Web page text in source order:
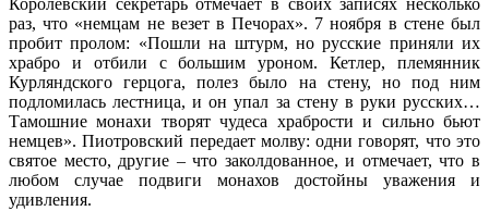
Королевский секретарь отмечает в своих записях несколько
раз, что «немцам не везет в Печорах». 7 ноября в стене был
пробит пролом: «Пошли на штурм, но русские приняли их
храбро и отбили с большим уроном. Кетлер, племянник
Курляндского герцога, полез было на стену, но под ним
подломилась лестница, и он упал за стену в руки русских…
Тамошние монахи творят чудеса храбрости и сильно бьют
немцев». Пиотровский передает молву: одни говорят, что это
святое место, другие – что заколдованное, и отмечает, что в
любом случае подвиги монахов достойны уважения и
удивления.